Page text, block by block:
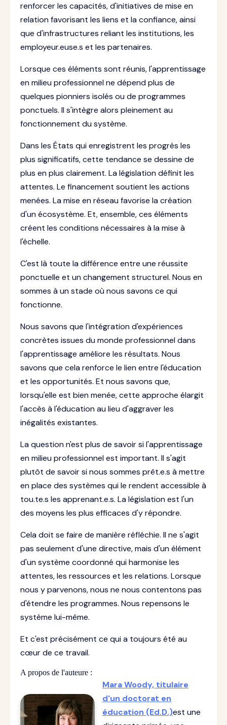
renforcer les capacités, d'initiatives de mise en
relation favorisant les liens et la confiance, ainsi
que d'infrastructures reliant les institutions, les
employeur.euse.s et les partenaires.
Lorsque ces éléments sont réunis, l'apprentissage
en milieu professionnel ne dépend plus de
quelques pionniers isolés ou de programmes
ponctuels. Il s'intègre alors pleinement au
fonctionnement du système.
Dans les États qui enregistrent les progrès les
plus significatifs, cette tendance se dessine de
plus en plus clairement. La législation définit les
attentes. Le financement soutient les actions
menées. La mise en réseau favorise la création
d'un écosystème. Et, ensemble, ces éléments
créent les conditions nécessaires à la mise à
l'échelle.
C'est là toute la différence entre une réussite
ponctuelle et un changement structurel. Nous en
sommes à un stade où nous savons ce qui
fonctionne.
Nous savons que l'intégration d'expériences
concrètes issues du monde professionnel dans
l'apprentissage améliore les résultats. Nous
savons que cela renforce le lien entre l'éducation
et les opportunités. Et nous savons que,
lorsqu'elle est bien menée, cette approche élargit
l'accès à l'éducation au lieu d'aggraver les
inégalités existantes.
La question n'est plus de savoir si l'apprentissage
en milieu professionnel est important. Il s'agit
plutôt de savoir si nous sommes prêt.e.s à mettre
en place des systèmes qui le rendent accessible à
tou.te.s les apprenant.e.s. La législation est l'un
des moyens les plus efficaces d'y répondre.
Cela doit se faire de manière réfléchie. Il ne s'agit
pas seulement d'une directive, mais d'un élément
d'un système coordonné qui harmonise les
attentes, les ressources et les relations. Lorsque
nous y parvenons, nous ne nous contentons pas
d'étendre les programmes. Nous repensons le
système lui-même.
Et c'est précisément ce qui a toujours été au
cœur de ce travail.
A propos de l'auteure :
Mara Woody, titulaire
d'un doctorat en
éducation (Ed.D.)est une